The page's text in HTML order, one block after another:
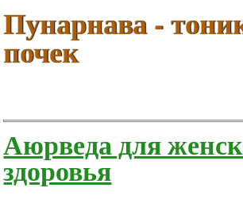
Пунарнава -
почек
Аюрведа для
здоровья